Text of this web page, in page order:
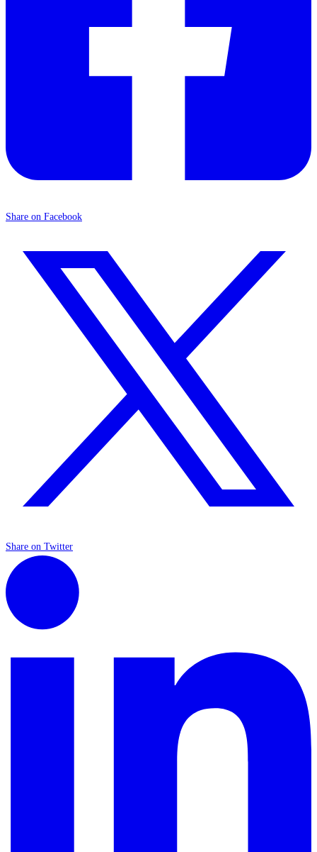
Share on Facebook
Share on Twitter